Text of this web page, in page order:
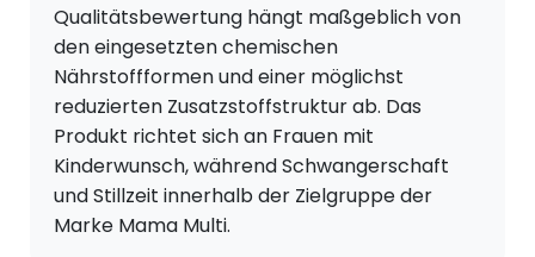
Qualitätsbewertung hängt maßgeblich von
den eingesetzten chemischen
Nährstoffformen und einer möglichst
reduzierten Zusatzstoffstruktur ab. Das
Produkt richtet sich an Frauen mit
Kinderwunsch, während Schwangerschaft
und Stillzeit innerhalb der Zielgruppe der
Marke Mama Multi.